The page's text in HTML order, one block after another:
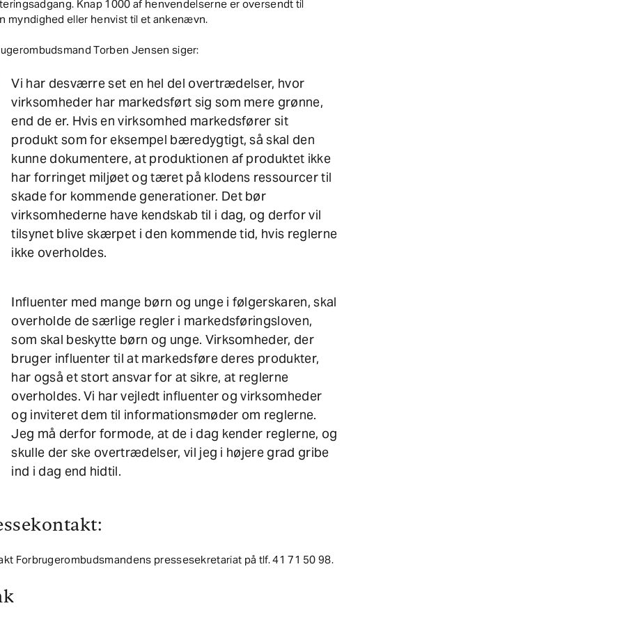
Knap 1000 af henvendelserne er oversendt til
myndighed eller henvist til et ankenævn.
Torben Jensen siger:
Vi har desværre set en hel del overtrædelser, hvor
virksomheder har markedsført sig som mere grønne,
end de er. Hvis en virksomhed markedsfører sit
produkt som for eksempel bæredygtigt, så skal den
kunne dokumentere, at produktionen af produktet ikke
har forringet miljøet og tæret på klodens ressourcer til
skade for kommende generationer. Det bør
virksomhederne have kendskab til i dag, og derfor vil
tilsynet blive skærpet i den kommende tid, hvis reglerne
ikke overholdes.
Influenter med mange børn og unge i følgerskaren, skal
overholde de særlige regler i markedsføringsloven,
som skal beskytte børn og unge. Virksomheder, der
bruger influenter til at markedsføre deres produkter,
har også et stort ansvar for at sikre, at reglerne
overholdes. Vi har vejledt influenter og virksomheder
og inviteret dem til informationsmøder om reglerne.
Jeg må derfor formode, at de i dag kender reglerne, og
skulle der ske overtrædelser, vil jeg i højere grad gribe
ind i dag end hidtil.
Forbrugerombudsmandens pressesekretariat på tlf. 41 71 50 98.